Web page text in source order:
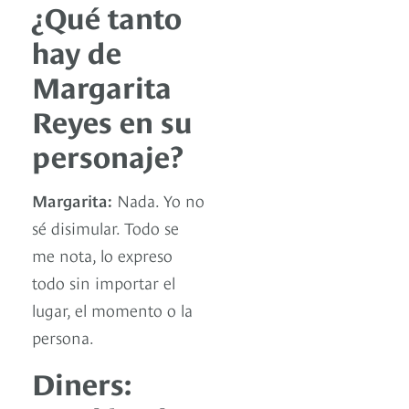
¿Qué tanto
hay de
Margarita
Reyes en su
personaje?
Margarita: Nada. Yo no
sé disimular. Todo se
me nota, lo expreso
todo sin importar el
lugar, el momento o la
persona.
Diners: